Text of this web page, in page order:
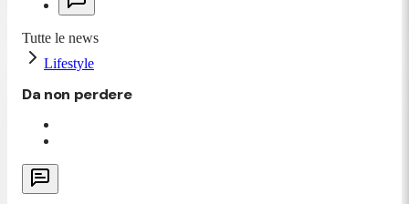
Tutte le news
Lifestyle
Da non perdere